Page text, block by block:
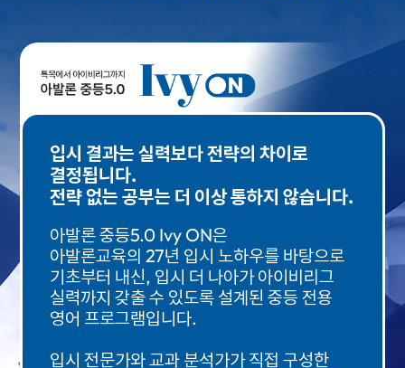
입시 결과는 실력보다 전략의 차이로
결정됩니다.
전략 없는 공부는 더 이상 통하지 않습니다.
아발론 중등5.0 Ivy ON은
아발론교육의 27년 입시 노하우를 바탕으로
기초부터 내신, 입시 더 나아가 아이비리그
실력까지 갖출 수 있도록 설계된 중등 전용
영어 프로그램입니다.
입시 전문가와 교과 분석가가 직접 구성한